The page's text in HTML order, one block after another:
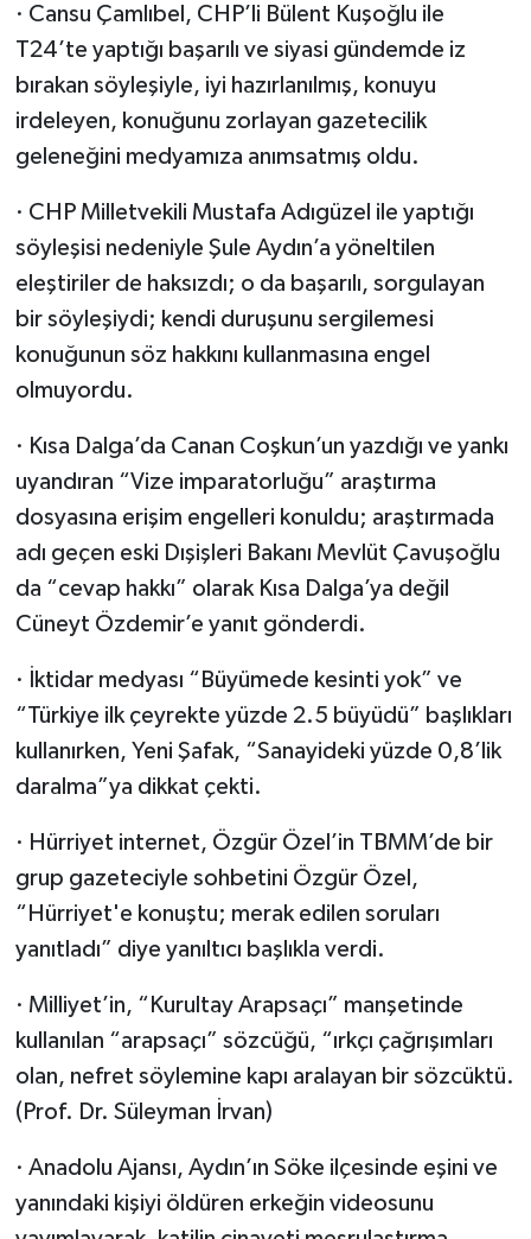
· Cansu Çamlıbel, CHP’li Bülent Kuşoğlu ile
T24’te yaptığı başarılı ve siyasi gündemde iz
bırakan söyleşiyle, iyi hazırlanılmış, konuyu
irdeleyen, konuğunu zorlayan gazetecilik
geleneğini medyamıza anımsatmış oldu.
· CHP Milletvekili Mustafa Adıgüzel ile yaptığı
söyleşisi nedeniyle Şule Aydın’a yöneltilen
eleştiriler de haksızdı; o da başarılı, sorgulayan
bir söyleşiydi; kendi duruşunu sergilemesi
konuğunun söz hakkını kullanmasına engel
olmuyordu.
· Kısa Dalga’da Canan Coşkun’un yazdığı ve yankı
uyandıran “Vize imparatorluğu” araştırma
dosyasına erişim engelleri konuldu; araştırmada
adı geçen eski Dışişleri Bakanı Mevlüt Çavuşoğlu
da “cevap hakkı” olarak Kısa Dalga’ya değil
Cüneyt Özdemir’e yanıt gönderdi.
· İktidar medyası “Büyümede kesinti yok” ve
“Türkiye ilk çeyrekte yüzde 2.5 büyüdü” başlıkları
kullanırken, Yeni Şafak, “Sanayideki yüzde 0,8’lik
daralma”ya dikkat çekti.
· Hürriyet internet, Özgür Özel’in TBMM’de bir
grup gazeteciyle sohbetini Özgür Özel,
“Hürriyet'e konuştu; merak edilen soruları
yanıtladı” diye yanıltıcı başlıkla verdi.
· Milliyet’in, “Kurultay Arapsaçı” manşetinde
kullanılan “arapsaçı” sözcüğü, “ırkçı çağrışımları
olan, nefret söylemine kapı aralayan bir sözcüktü.
(Prof. Dr. Süleyman İrvan)
· Anadolu Ajansı, Aydın’ın Söke ilçesinde eşini ve
yanındaki kişiyi öldüren erkeğin videosunu